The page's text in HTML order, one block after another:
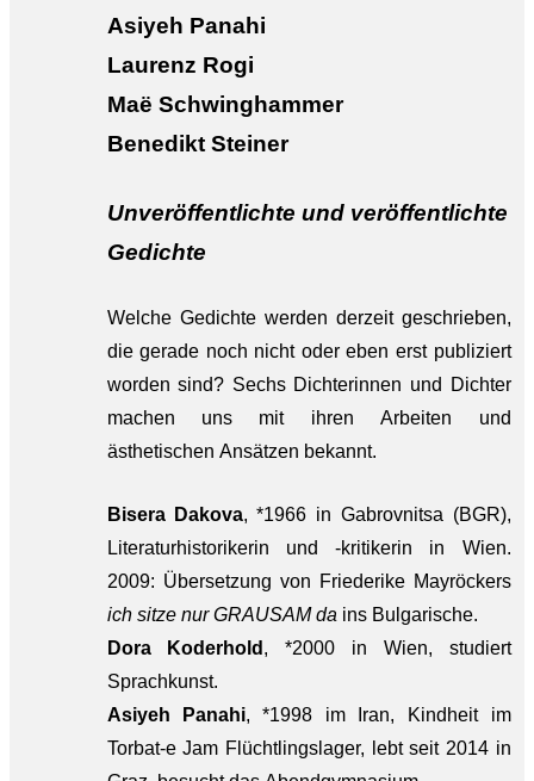
Asiyeh Panahi
Laurenz Rogi
Maë Schwinghammer
Benedikt Steiner
Unveröffentlichte und veröffentlichte
Gedichte
Welche Gedichte werden derzeit geschrieben,
die gerade noch nicht oder eben erst publiziert
worden sind? Sechs Dichterinnen und Dichter
machen uns mit ihren Arbeiten und
ästhetischen Ansätzen bekannt.
Bisera Dakova, *1966 in Gabrovnitsa (BGR),
Literaturhistorikerin und -kritikerin in Wien.
2009: Übersetzung von Friederike Mayröckers
ich sitze nur GRAUSAM da ins Bulgarische.
Dora Koderhold , *2000 in Wien, studiert
Sprachkunst.
Asiyeh Panahi, *1998 im Iran, Kindheit im
Torbat-e Jam Flüchtlingslager, lebt seit 2014 in